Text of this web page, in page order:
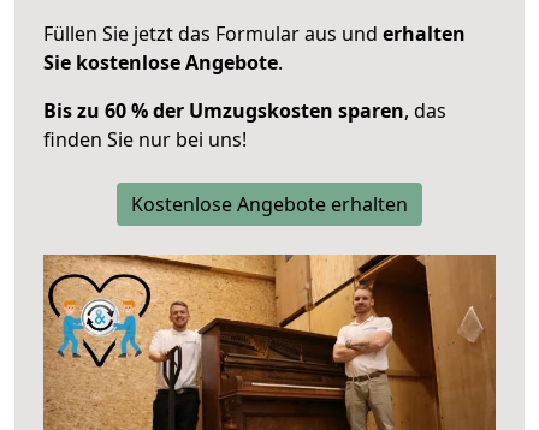
Füllen Sie jetzt das Formular aus und erhalten
Sie kostenlose Angebote.
Bis zu 60 % der Umzugskosten sparen, das
finden Sie nur bei uns!
Kostenlose Angebote erhalten